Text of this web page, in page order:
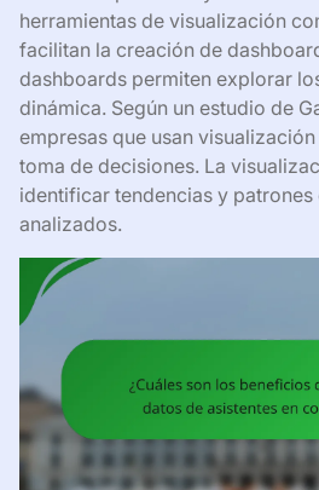
herramientas de visualización
facilitan la creación de
dashboards permiten explorar
dinámica. Según un estudio de
empresas que usan
toma de decisiones. La
identificar tendencias y patrones
analizados.